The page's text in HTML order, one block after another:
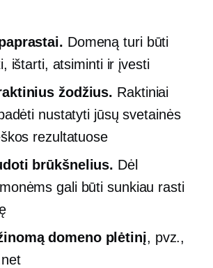
Domeną turi būti
ištarti, atsiminti ir įvesti
žodžius. Raktiniai
nustatyti jūsų svetainės
rezultatuose
brūkšnelius. Dėl
gali būti sunkiau rasti
domeno plėtinį, pvz.,